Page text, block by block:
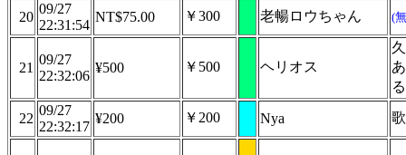
20
09/27
22:31:54
NT$75.00 ￥300 老暢ロウちゃん (
21
09/27
22:32:06
¥500 ￥500 ヘリオス
22
09/27
22:32:17
¥200 ￥200 Nya